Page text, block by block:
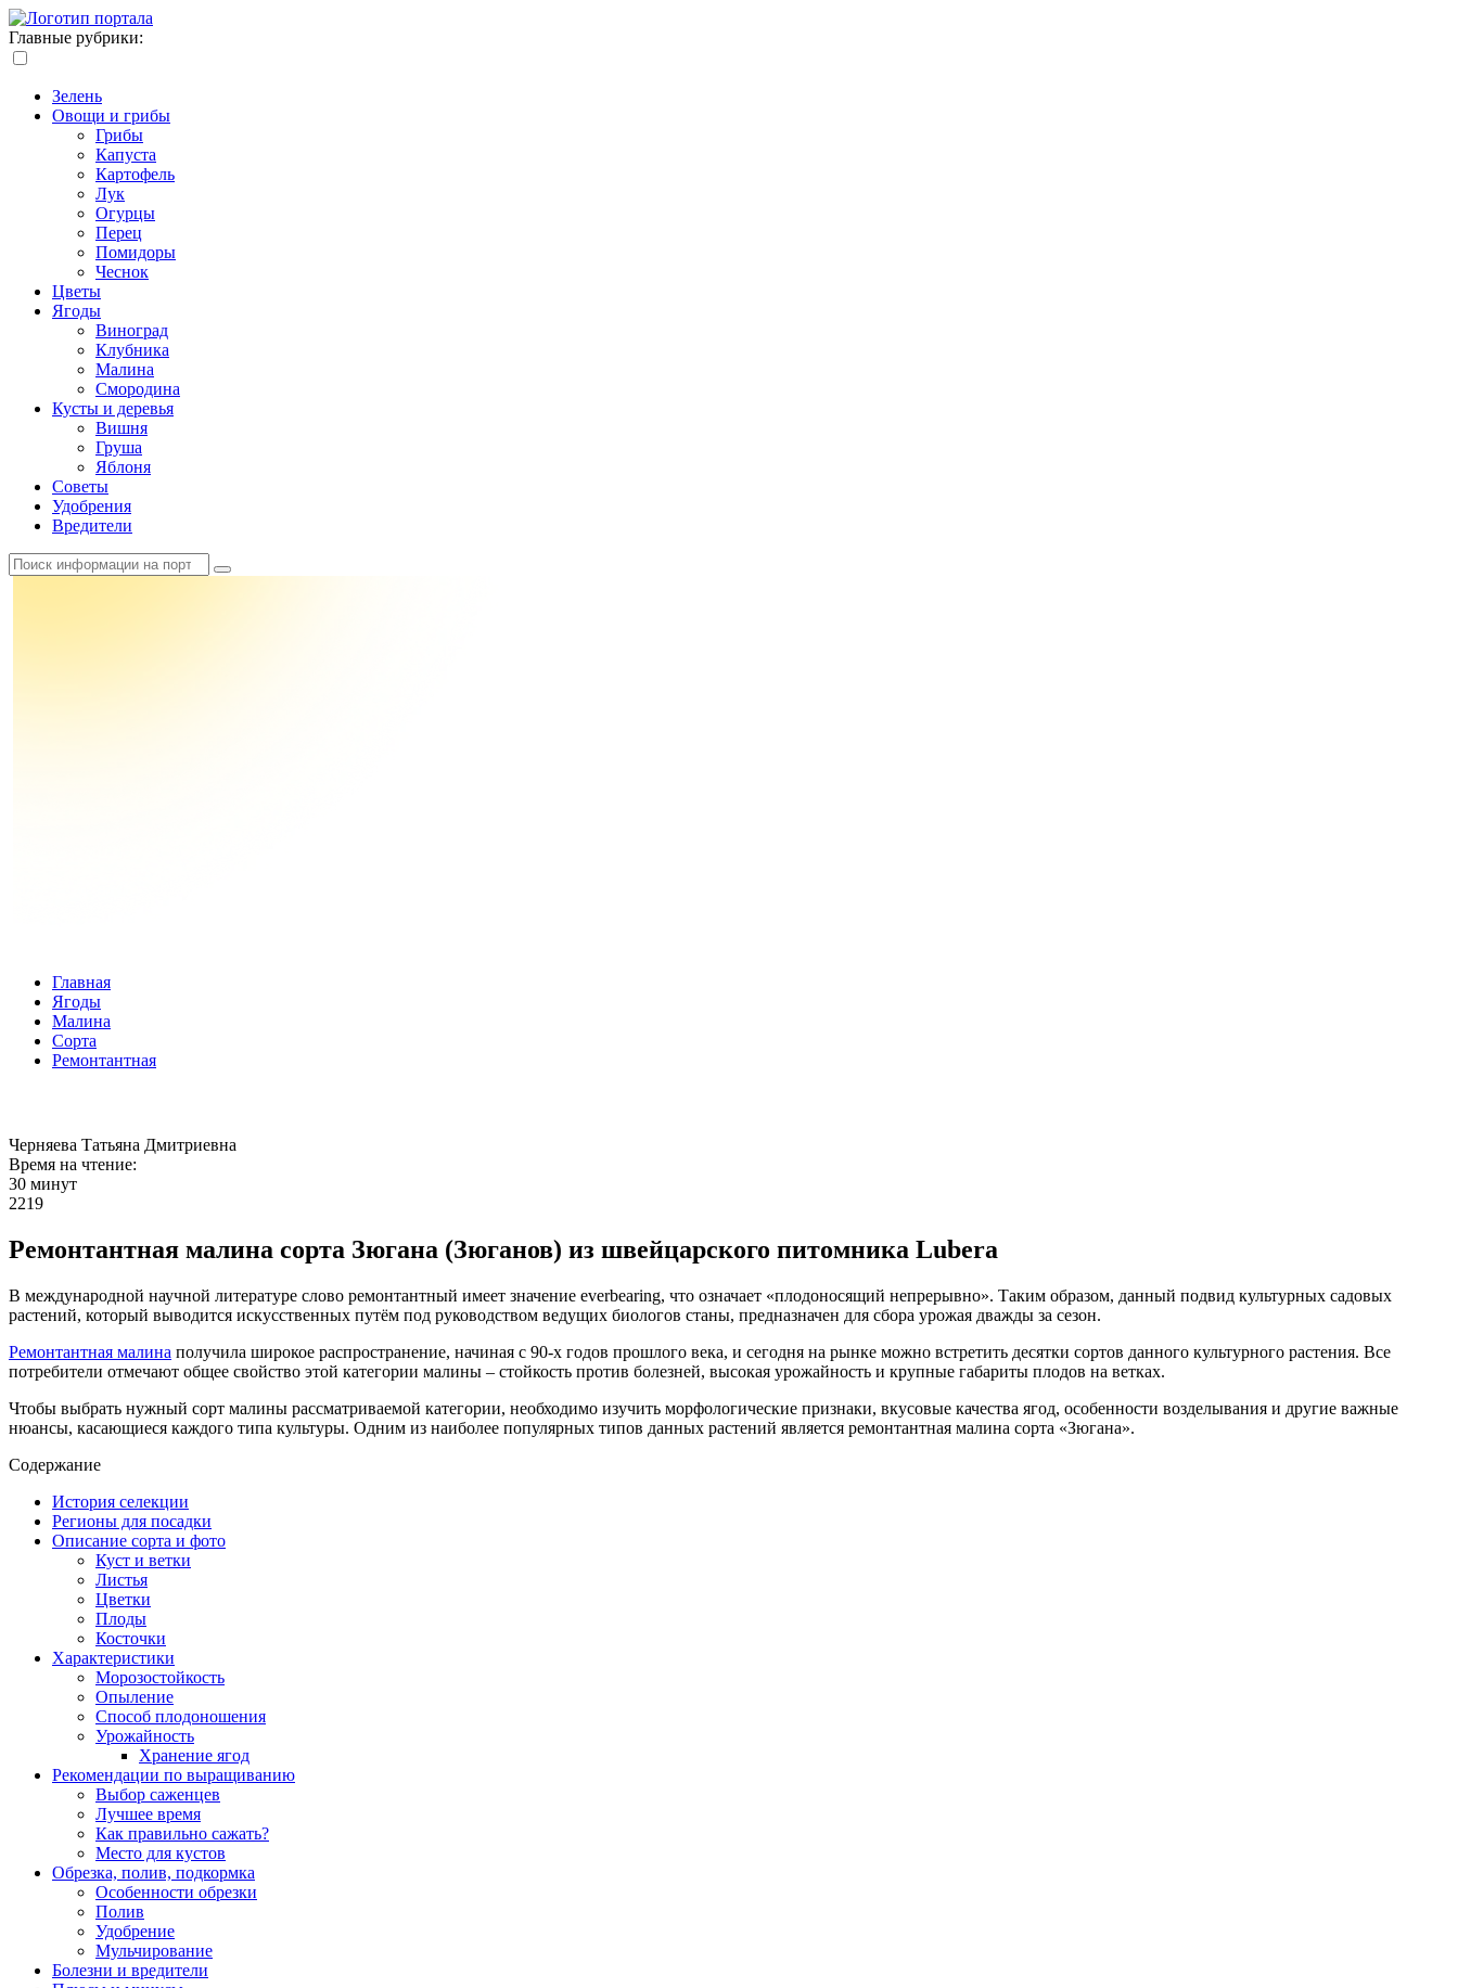
Главные рубрики:
Зелень
Овощи и грибы
Грибы
Капуста
Картофель
Лук
Огурцы
Перец
Помидоры
Чеснок
Цветы
Ягоды
Виноград
Клубника
Малина
Смородина
Кусты и деревья
Вишня
Груша
Яблоня
Советы
Удобрения
Вредители
Главная
Ягоды
Малина
Сорта
Ремонтантная
Черняева Татьяна Дмитриевна
Время на чтение:
30 минут
2219
Ремонтантная малина сорта Зюгана (Зюганов) из швейцарского питомника Lubera
В международной научной литературе слово ремонтантный имеет значение everbearing, что означает «плодоносящий непрерывно». Таким образом, данный подвид культурных садовых
растений, который выводится искусственных путём под руководством ведущих биологов станы, предназначен для сбора урожая дважды за сезон.
Ремонтантная малина получила широкое распространение, начиная с 90-х годов прошлого века, и сегодня на рынке можно встретить десятки сортов данного культурного растения. Все
потребители отмечают общее свойство этой категории малины – стойкость против болезней, высокая урожайность и крупные габариты плодов на ветках.
Чтобы выбрать нужный сорт малины рассматриваемой категории, необходимо изучить морфологические признаки, вкусовые качества ягод, особенности возделывания и другие важные
нюансы, касающиеся каждого типа культуры. Одним из наиболее популярных типов данных растений является ремонтантная малина сорта «Зюгана».
Содержание
История селекции
Регионы для посадки
Описание сорта и фото
Куст и ветки
Листья
Цветки
Плоды
Косточки
Характеристики
Морозостойкость
Опыление
Способ плодоношения
Урожайность
Хранение ягод
Рекомендации по выращиванию
Выбор саженцев
Лучшее время
Как правильно сажать?
Место для кустов
Обрезка, полив, подкормка
Особенности обрезки
Полив
Удобрение
Мульчирование
Болезни и вредители